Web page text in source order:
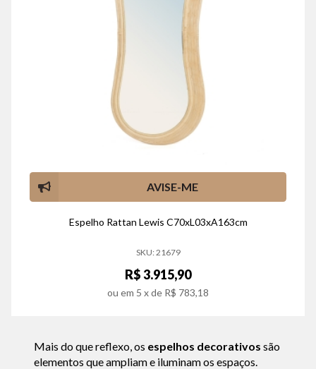
AVISE-ME
Espelho Rattan Lewis C70xL03xA163cm
SKU: 21679
R$ 3.915,90
ou em 5 x de R$ 783,18
Mais do que reflexo, os espelhos decorativos são
elementos que ampliam e iluminam os espaços.